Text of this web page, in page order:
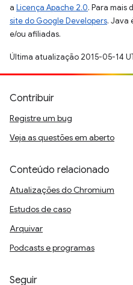
a Licença Apache 2.0. Para mais
site do Google Developers. Java
e/ou afiliadas.
Última atualização 2015-05-14
Contribuir
Registre um bug
Veja as questões em aberto
Conteúdo relacionado
Atualizações do Chromium
Estudos de caso
Arquivar
Podcasts e programas
Seguir